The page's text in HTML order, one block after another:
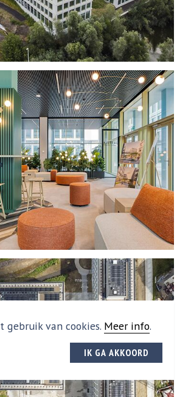
gebruik van cookies. Meer info.
IK GA AKKOORD